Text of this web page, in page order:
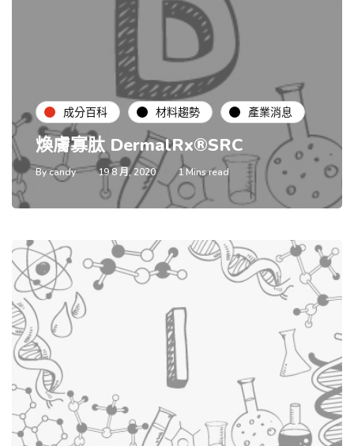
成分百科 材料趨勢 產業消息
煥膚寡肽 DermalRx®SRC
Bycandy 19 8 月, 2020 1 Mins read